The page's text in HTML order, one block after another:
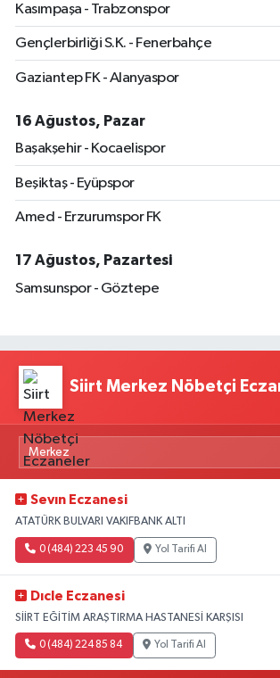
Kasımpaşa - Trabzonspor
Gençlerbirliği S.K. - Fenerbahçe
Gaziantep FK - Alanyaspor
16 Ağustos, Pazar
Başakşehir - Kocaelispor
Beşiktaş - Eyüpspor
Amed - Erzurumspor FK
17 Ağustos, Pazartesi
Samsunspor - Göztepe
Siirt Merkez Nöbetçi
Sevın Eczanesi
ATATÜRK BULVARI VAKIFBANK ALTI
0 (484) 223 45 90 Yol Tarifi Al
Dıcle Eczanesi
SİİRT EĞİTİM ARAŞTIRMA HASTANESİ KARŞISI
0 (484) 224 85 84 Yol Tarifi Al